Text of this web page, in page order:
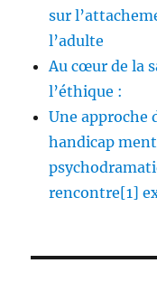
sur
l’adulte
Au cœur de la
l’éthique :
Une approche
handicap
rencontre[1]